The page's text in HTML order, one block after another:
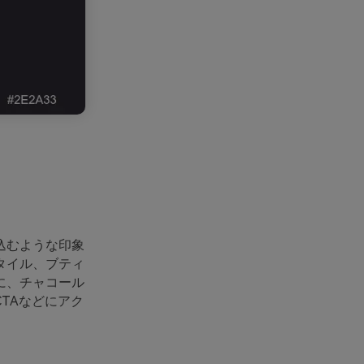
むような印象
イル、ブティ
、チャコール
などにアク